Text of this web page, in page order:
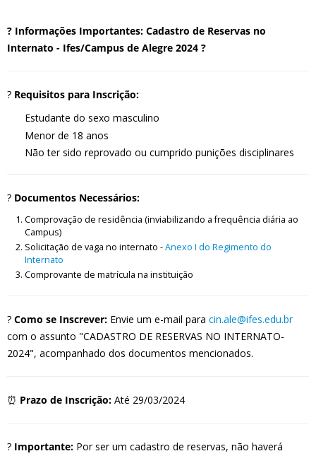
? Informações Importantes: Cadastro de Reservas no
Internato - Ifes/Campus de Alegre 2024 ?
? Requisitos para Inscrição:
Estudante do sexo masculino
Menor de 18 anos
Não ter sido reprovado ou cumprido punições disciplinares
? Documentos Necessários:
Comprovação de residência (inviabilizando a frequência diária ao
Campus)
Solicitação de vaga no internato -Anexo I do Regimento do
Internato
Comprovante de matrícula na instituição
? Como se Inscrever: Envie um e-mail para cin.ale@ifes.edu.br
com o assunto "CADASTRO DE RESERVAS NO INTERNATO-
2024", acompanhado dos documentos mencionados.
⏰ Prazo de Inscrição: Até 29/03/2024
? Importante: Por ser um cadastro de reservas, não haverá